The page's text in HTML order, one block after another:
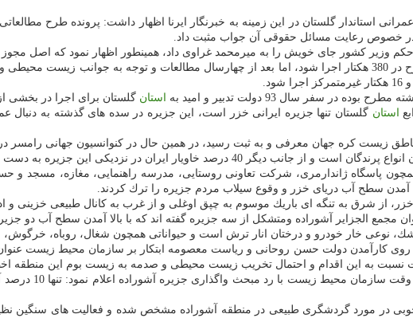
رعایت مسائل حقوقی آن جواب مثبت داد.
وزیر كشور جای خویش را به میرمحمد غراوی داد، همینطور اظهار نمود كه اصل مجوز
وی افزود: ابتدا قراربود كه این طرح در 380 هكتار اجرا شود، اما بعد از چهارسال مطالعات و
در سفر سال 93 دولت تدبیر و امید به
استان گلستان برای اجرا در بخشی
استان گلستان تنها جزیره ایرانی خزر است، این جزیره در سده های گذشته به دنبال
1354 جز اولین مناطق زیست كره جهان معرفی و به ثبت رسید، در همین حال در كنوانسیون
دیگر 40 درصد خاویار ایران در نزدیكی این جزیره به دست می آید.
همچون پاسگاه ژاندارمری، شركت تعاونی روستایی، مدرسه راهنمایی، مغازه،
از شرق به تنگه ای باریك موسوم به چپق اوغلی و از غرب به كانال طبیعی خزینی و
مجمع الجزایر آشوراده ومتشكل از سه جزیره گفته اند كه با بالا آمدن سطح آب دو
نوعی خار خودرو و درختان انار ترش است و حیواناتی همچون شغال، روباه،
روی كارآمدن دولت حسن روحانی و ریاست معصومه ابتكار بر سازمان محیط زیست
به این اقدام و احتمال تخریب زیست محیطی و صدمه به زیست بوم این منطقه
در آن
در مورد گردشگری طبیعی در منطقه آشوراده مشخص شده و فعالیت های